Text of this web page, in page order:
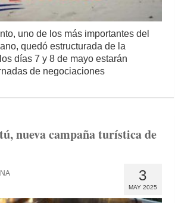
uno de los más importantes del
quedó estructurada de la
días 7 y 8 de mayo estarán
de negociaciones
nueva campaña turística de
3
MAY 2025